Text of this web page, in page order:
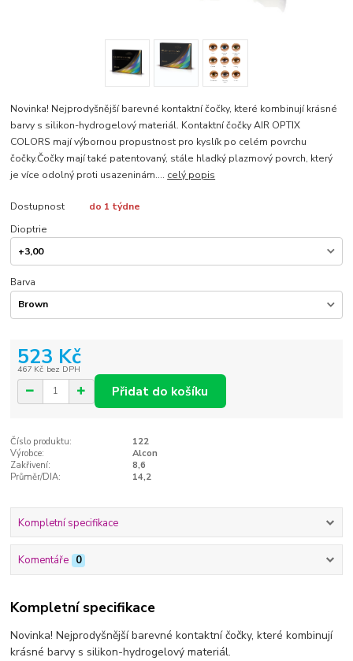
Novinka! Nejprodyšnější barevné kontaktní čočky, které kombinují krásné
barvy s silikon-hydrogelový materiál. Kontaktní čočky AIR OPTIX
COLORS mají výbornou propustnost pro kyslík po celém povrchu
čočky.Čočky mají také patentovaný, stále hladký plazmový povrch, který
je více odolný proti usazeninám.... celý popis
Dostupnost
do 1 týdne
Dioptrie
Barva
523 Kč
467 Kč bez DPH
Přidat do košíku
Číslo produktu:
122
Výrobce:
Alcon
Zakřivení:
8,6
Průměr/DIA:
14,2
Kompletní specifikace
Komentáře 0
Kompletní specifikace
Novinka! Nejprodyšnější barevné kontaktní čočky, které kombinují
krásné barvy s silikon-hydrogelový materiál.